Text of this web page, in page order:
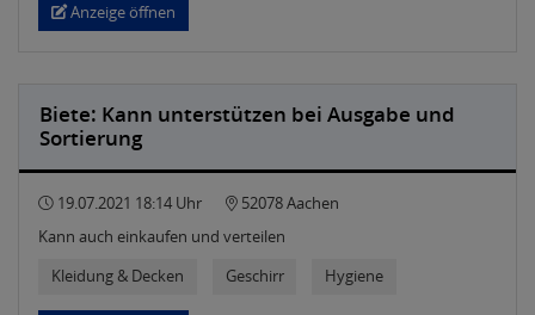
Anzeige öffnen
Biete: Kann unterstützen bei Ausgabe und
Sortierung
19.07.2021 18:14 Uhr
52078 Aachen
Kann auch einkaufen und verteilen
Kleidung & Decken
Geschirr Hygiene